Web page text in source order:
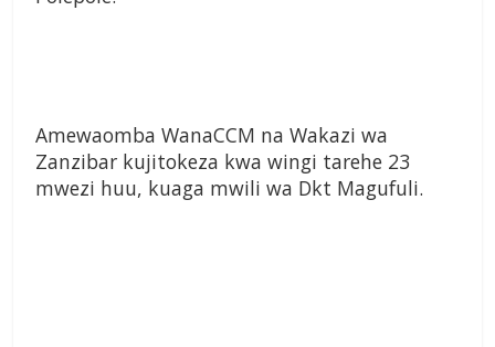
Amewaomba WanaCCM na Wakazi wa
Zanzibar kujitokeza kwa wingi tarehe 23
mwezi huu, kuaga mwili wa Dkt Magufuli.